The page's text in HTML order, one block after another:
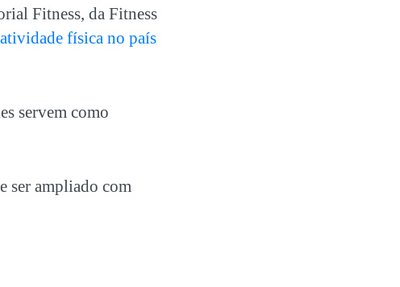
Fitness, da Fitness
física no país
servem como
ser ampliado com